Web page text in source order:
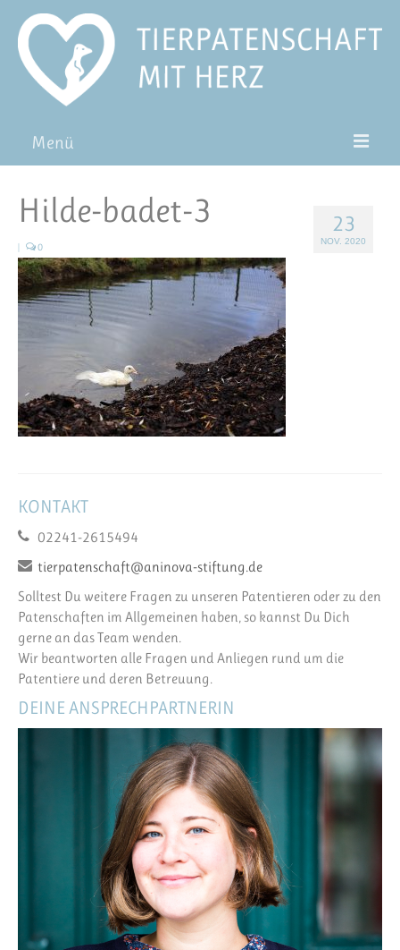
Menü
Pat*in werden
Patenschaft verschenken
Blog
23
NOV. 2020
Hilde-badet-3
| 0
KONTAKT
02241-2615494
tierpatenschaft@aninova-stiftung.de
Solltest Du weitere Fragen zu unseren Patentieren oder zu den
Patenschaften im Allgemeinen haben, so kannst Du Dich
gerne an das Team wenden.
Wir beantworten alle Fragen und Anliegen rund um die
Patentiere und deren Betreuung.
DEINE ANSPRECHPARTNERIN